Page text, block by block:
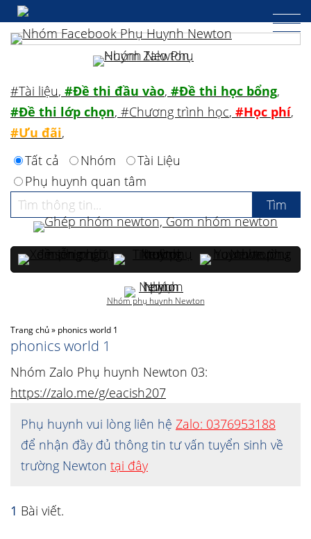
Trang chủ» phonics world 1
phonics world 1
Nhóm Zalo Phụ huynh Newton 03:
https://zalo.me/g/eacish207
Phụ huynh vui lòng liên hệ Zalo: 0376953188
để nhận đầy đủ thông tin tư vấn tuyển sinh về
trường Newton tại đây
1 Bài viết.
#Tài liệu, #Đề thi đầu vào, #Đề thi học bổng,
#Đề thi lớp chọn, #Chương trình học, #Học phí,
#Ưu đãi,
Tất cả
Nhóm
Tài Liệu
Phụ huynh quan tâm
Nhóm phụ huynh Newton